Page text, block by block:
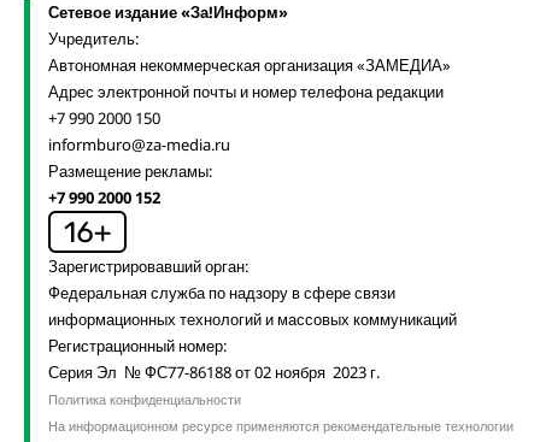
Сетевое издание «За!Информ»
Учредитель:
Автономная некоммерческая организация «ЗАМЕДИА»
Адрес электронной почты и номер телефона редакции
+7 990 2000 150
informburo@za-media.ru
Размещение рекламы:
+7 990 2000 152
Зарегистрировавший орган:
Федеральная служба по надзору в сфере связи
информационных технологий и массовых коммуникаций
Регистрационный номер:
Серия Эл № ФС77-86188 от 02 ноября 2023 г.
Политика конфиденциальности
На информационном ресурсе применяются рекомендательные технологии